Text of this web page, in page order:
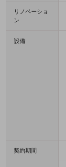
リノベーショ
ン
設備
契約期間